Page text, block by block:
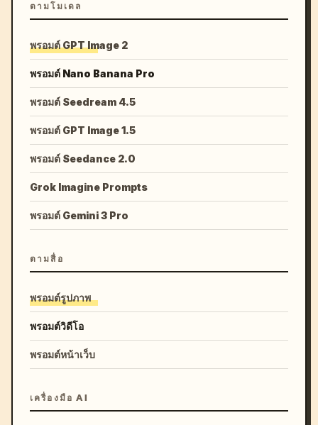
ตามโมเดล
พรอมต์ GPT Image 2
พรอมต์ Nano Banana Pro
พรอมต์ Seedream 4.5
พรอมต์ GPT Image 1.5
พรอมต์ Seedance 2.0
Grok Imagine Prompts
พรอมต์ Gemini 3 Pro
ตามสื่อ
พรอมต์รูปภาพ
พรอมต์วิดีโอ
พรอมต์หน้าเว็บ
เครื่องมือ AI